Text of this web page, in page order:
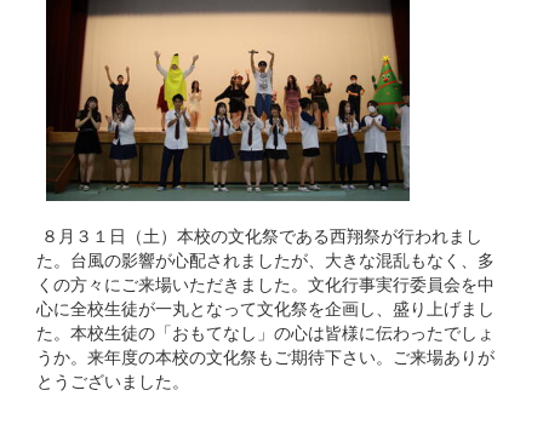
８月３１日（土）本校の文化祭である西翔祭が行われまし
た。台風の影響が心配されましたが、大きな混乱もなく、多
くの方々にご来場いただきました。文化行事実行委員会を中
心に全校生徒が一丸となって文化祭を企画し、盛り上げまし
た。本校生徒の「おもてなし」の心は皆様に伝わったでしょ
うか。来年度の本校の文化祭もご期待下さい。ご来場ありが
とうございました。